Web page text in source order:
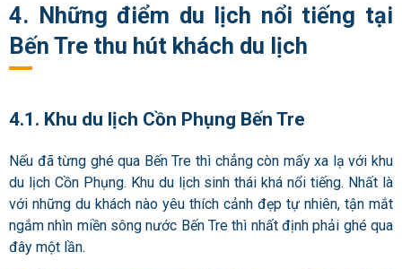
4. Những điểm du lịch nổi tiếng tại
Bến Tre thu hút khách du lịch
4.1. Khu du lịch Cồn Phụng Bến Tre
Nếu đã từng ghé qua Bến Tre thì chẳng còn mấy xa lạ với khu
du lịch Cồn Phụng. Khu du lịch sinh thái khá nổi tiếng. Nhất là
với những du khách nào yêu thích cảnh đẹp tự nhiên, tận mắt
ngắm nhìn miền sông nước Bến Tre thì nhất định phải ghé qua
đây một lần.